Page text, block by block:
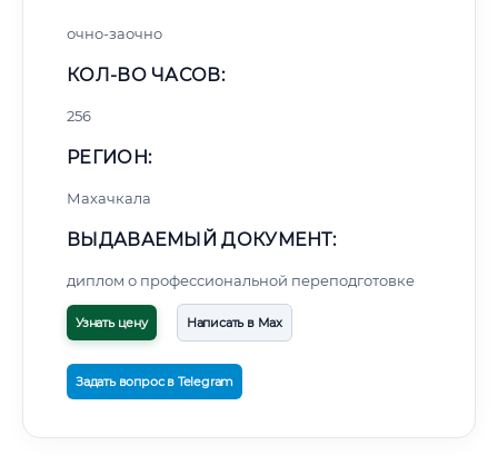
очно-заочно
КОЛ-ВО ЧАСОВ:
256
РЕГИОН:
Махачкала
ВЫДАВАЕМЫЙ ДОКУМЕНТ:
диплом о профессиональной переподготовке
Узнать цену Написать в Max
Задать вопрос в Telegram